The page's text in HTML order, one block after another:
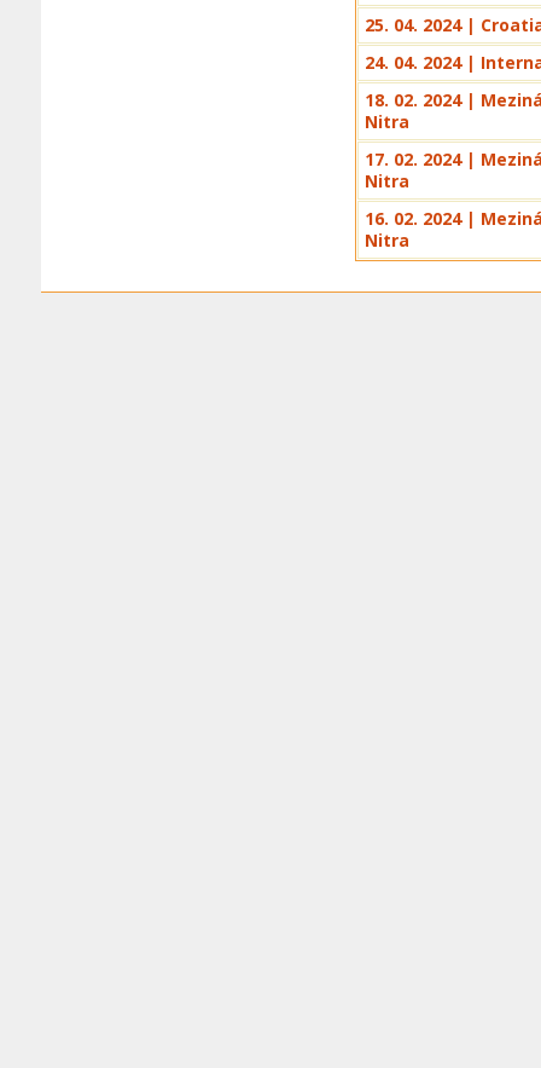
25. 04. 2024 |
24. 04. 2024 |
18. 02. 2024 |
Nitra
17. 02. 2024 |
Nitra
16. 02. 2024 |
Nitra